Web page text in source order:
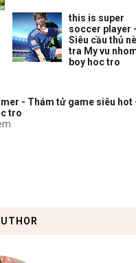
this is super
soccer player
Siêu cầu thủ
tra My vu
boy hoc tro
- Thám tử game siêu hot
tro